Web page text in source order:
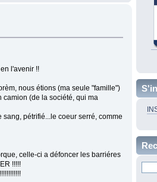
l'avenir !!
nous étions (ma seule "famille")
camion (de la société, qui ma
pétrifié...le coeur serré, comme
celle-ci a défoncer les barriéres
!!!!!